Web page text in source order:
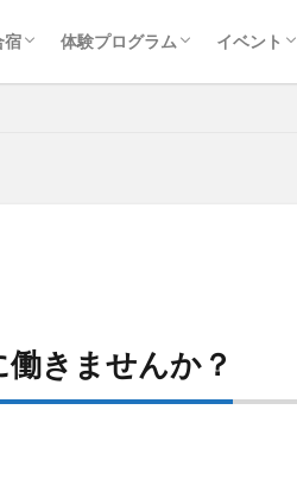
宿
・国際交流キャンプ
プログラム
体験プログラム
体験メニュー一覧
グループ向けプラン
イベント
牛窓わ
島の休
きませんか？